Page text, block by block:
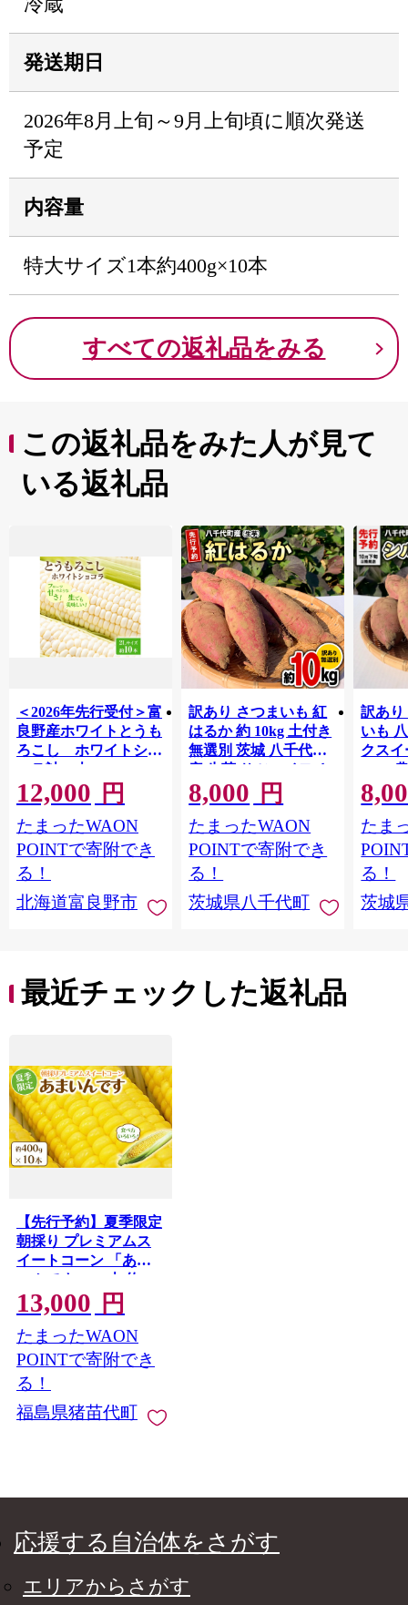
発送期日
2026年8月上旬～9月上旬頃に順次発送
予定
内容量
特大サイズ1本約400g×10本
すべての返礼品をみる
この返礼品をみた人が見て
いる返礼品
＜2026年先行受付＞富
良野産ホワイトとうも
ろこし ホワイトショ
コラ計10本
【1678459】
12,000 円
たまったWAON
POINTで寄附でき
る！
北海道富良野市
訳あり さつまいも 紅
はるか 約 10kg 土付き
無選別 茨城 八千代町
産 生芋 サツマイモ さ
つま芋 焼き芋 やきい
も 芋 イモ 野菜 不揃い
規格外 長期熟成 おや
つ デザート 秋 旬 農家
直送 【 先行予約 2026
年10月下旬以降発送
】 [AX010ya]
8,000 円
たまったWAON
POINTで寄附でき
る！
茨城県八千代町
訳あり
いも
クス
10kg
モ 芋
ート 秋 【 先行
2026
送 】
たま
る！
茨城
最近チェックした返礼品
【先行予約】夏季限定
朝採り プレミアムス
イートコーン 「あま
いんです」 10本 約4kg
| 激甘 フルーツとうも
ろこし 産地直送
※2026年8月～発送
13,000 円
たまったWAON
POINTで寄附でき
る！
福島県猪苗代町
応援する自治体をさがす
エリアからさがす